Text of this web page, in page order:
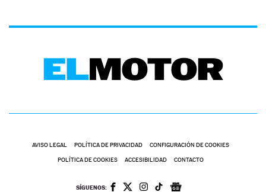
AVISO LEGAL POLÍTICA DE PRIVACIDAD CONFIGURACIÓN DE COOKIES
POLÍTICA DE COOKIES ACCESIBILIDAD CONTACTO
SÍGUENOS: